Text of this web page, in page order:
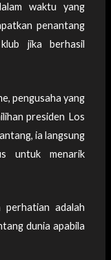
waktu yang
penantang
jika berhasil
pengusaha yang
presiden Los
ia langsung
untuk menarik
adalah
dunia apabila